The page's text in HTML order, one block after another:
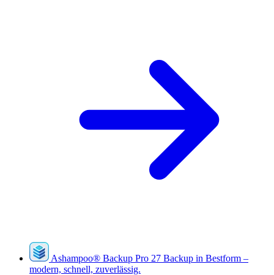
Ashampoo® Backup Pro 27 Backup in Bestform –
modern, schnell, zuverlässig.